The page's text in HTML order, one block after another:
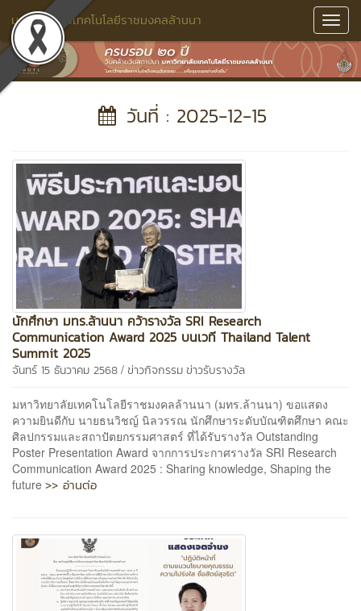
มหาวิทยาลัยเทคโนโลยีราชมงคลล้านนา
วันที่ : 2025-12-15
นักศึกษา มทร.ล้านนา คว้ารางวัล SRI Research
Communication Award 2025 บนเวที Thailand Talent
Summit 2025
จันทร์ 15 ธันวาคม 2568 / ข่าวกิจกรรมข่าวรับรางวัล
มหาวิทยาลัยเทคโนโลยีราชมงคลล้านนา (มทร.ล้านนา) ขอแสดง
ความยินดีกับ นายธนวิชญ์ นิลวรรณ นักศึกษาระดับบัณฑิตศึกษา คณะ
ศิลปกรรมและสถาปัตยกรรมศาสตร์ ที่ได้รับรางวัล Outstanding
Poster Presentation Award จากการประกาศรางวัล SRI Research
Communication Award 2025 : Sharing knowledge, Shaping the
future >> อ่านต่อ